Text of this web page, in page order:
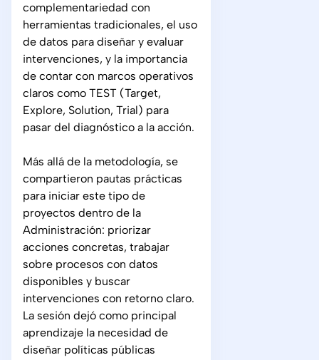
complementariedad con
herramientas tradicionales, el uso
de datos para diseñar y evaluar
intervenciones, y la importancia
de contar con marcos operativos
claros como TEST (Target,
Explore, Solution, Trial) para
pasar del diagnóstico a la acción.
Más allá de la metodología, se
compartieron pautas prácticas
para iniciar este tipo de
proyectos dentro de la
Administración: priorizar
acciones concretas, trabajar
sobre procesos con datos
disponibles y buscar
intervenciones con retorno claro.
La sesión dejó como principal
aprendizaje la necesidad de
diseñar políticas públicas